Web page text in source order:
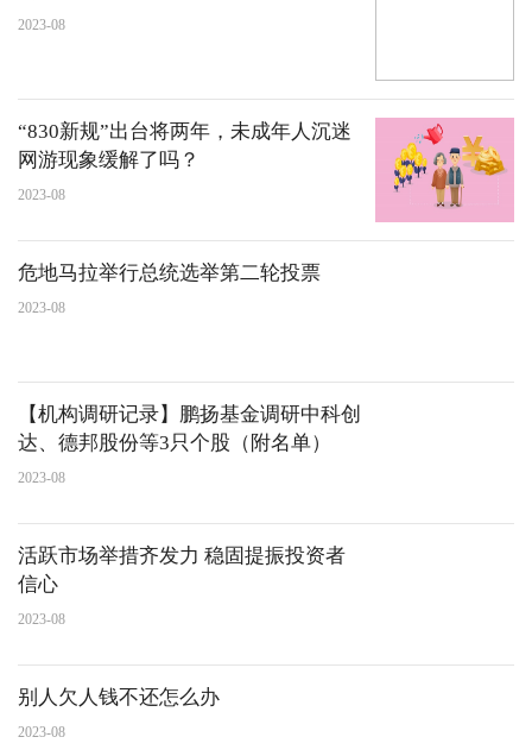
2023-08
“830新规”出台将两年，未成年人沉迷
网游现象缓解了吗？
2023-08
危地马拉举行总统选举第二轮投票
2023-08
【机构调研记录】鹏扬基金调研中科创
达、德邦股份等3只个股（附名单）
2023-08
活跃市场举措齐发力 稳固提振投资者
信心
2023-08
别人欠人钱不还怎么办
2023-08